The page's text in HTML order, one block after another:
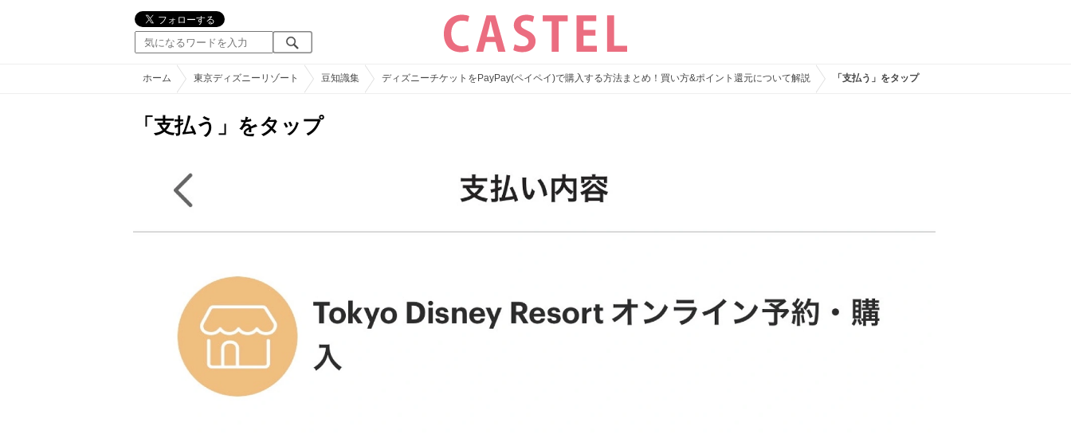
ホーム 東京ディズニーリゾート 豆知識集 ディズニーチケットをPayPay(ペイペイ)で購入する方法まとめ！買い方&ポイント還元について解説 「支払う」をタップ
「支払う」をタップ